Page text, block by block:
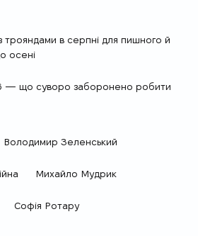
в серпні для пишного й
осені
— що суворо заборонено робити
Володимир Зеленський
Михайло Мудрик
Софія Ротару